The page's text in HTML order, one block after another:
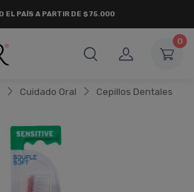
0
Cuidado Oral Cepillos Dentales